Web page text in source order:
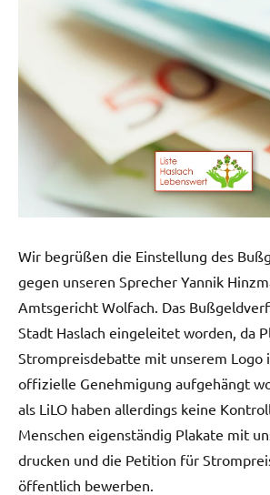
Wir begrüßen die Einstellung des
gegen unseren Sprecher Yannik
Amtsgericht Wolfach. Das
Stadt Haslach eingeleitet worden, da
Strompreisdebatte mit unserem Logo
offizielle Genehmigung aufgehängt
als LiLO haben allerdings keine
Menschen eigenständig Plakate mit
drucken und die Petition für
öffentlich bewerben.